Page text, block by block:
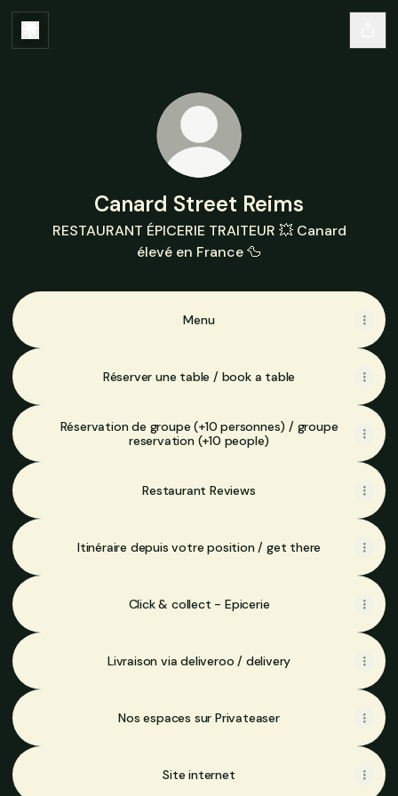
Canard Street Reims
RESTAURANT ÉPICERIE TRAITEUR 💥 Canard
élevé en France 🦆
Menu
Réserver une table / book a table
Réservation de groupe (+10 personnes) / groupe
reservation (+10 people)
Restaurant Reviews
Itinéraire depuis votre position / get there
Click & collect - Epicerie
Livraison via deliveroo / delivery
Nos espaces sur Privateaser
Site internet